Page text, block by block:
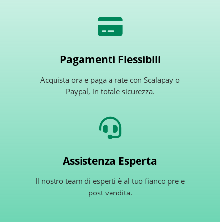
Pagamenti Flessibili
Acquista ora e paga a rate con Scalapay o
Paypal, in totale sicurezza.
Assistenza Esperta
Il nostro team di esperti è al tuo fianco pre e
post vendita.